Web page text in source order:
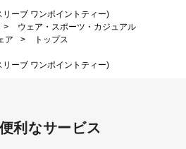
ーブ ワンポイントティー)
>
ウェア・スポーツ・カジュアル
ア >
トップス
ーブ ワンポイントティー)
利なサービス